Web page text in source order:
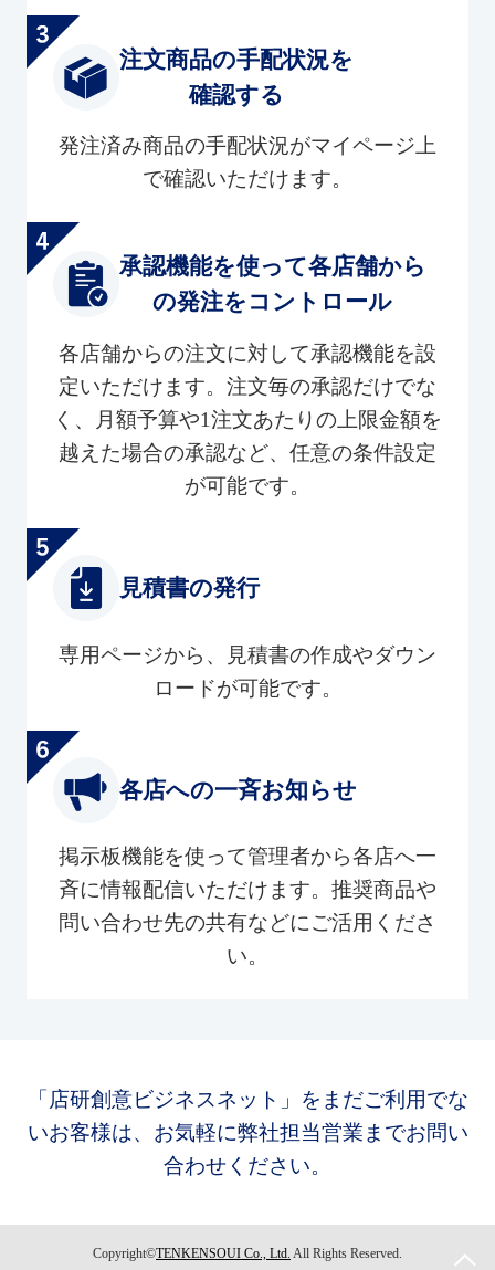
注文商品の手配状況を
確認する
発注済み商品の手配状況がマイページ上
で確認いただけます。
承認機能を使って各店舗から
の発注をコントロール
各店舗からの注文に対して承認機能を設
定いただけます。注文毎の承認だけでな
く、月額予算や1注文あたりの上限金額を
越えた場合の承認など、任意の条件設定
が可能です。
見積書の発行
専用ページから、見積書の作成やダウン
ロードが可能です。
各店への一斉お知らせ
掲示板機能を使って管理者から各店へ一
斉に情報配信いただけます。推奨商品や
問い合わせ先の共有などにご活用くださ
い。
「店研創意ビジネスネット」をまだご利用でな
いお客様は、お気軽に弊社担当営業までお問い
合わせください。
Copyright©TENKENSOUI Co., Ltd. All Rights Reserved.